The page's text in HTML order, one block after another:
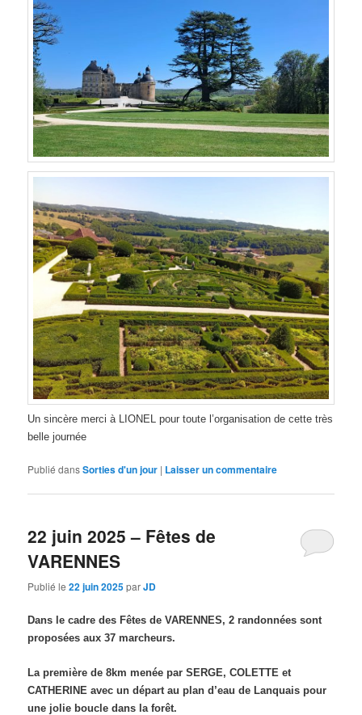
Un sincère merci à LIONEL pour toute l’organisation de cette très
belle journée
Publié dansSorties d'un jour | Laisser un commentaire
22 juin 2025 – Fêtes de
VARENNES
Publié le22 juin 2025parJD
Dans le cadre des Fêtes de VARENNES, 2 randonnées sont
proposées aux 37 marcheurs.
La première de 8km menée par SERGE, COLETTE et
CATHERINE avec un départ au plan d’eau de Lanquais pour
une jolie boucle dans la forêt.